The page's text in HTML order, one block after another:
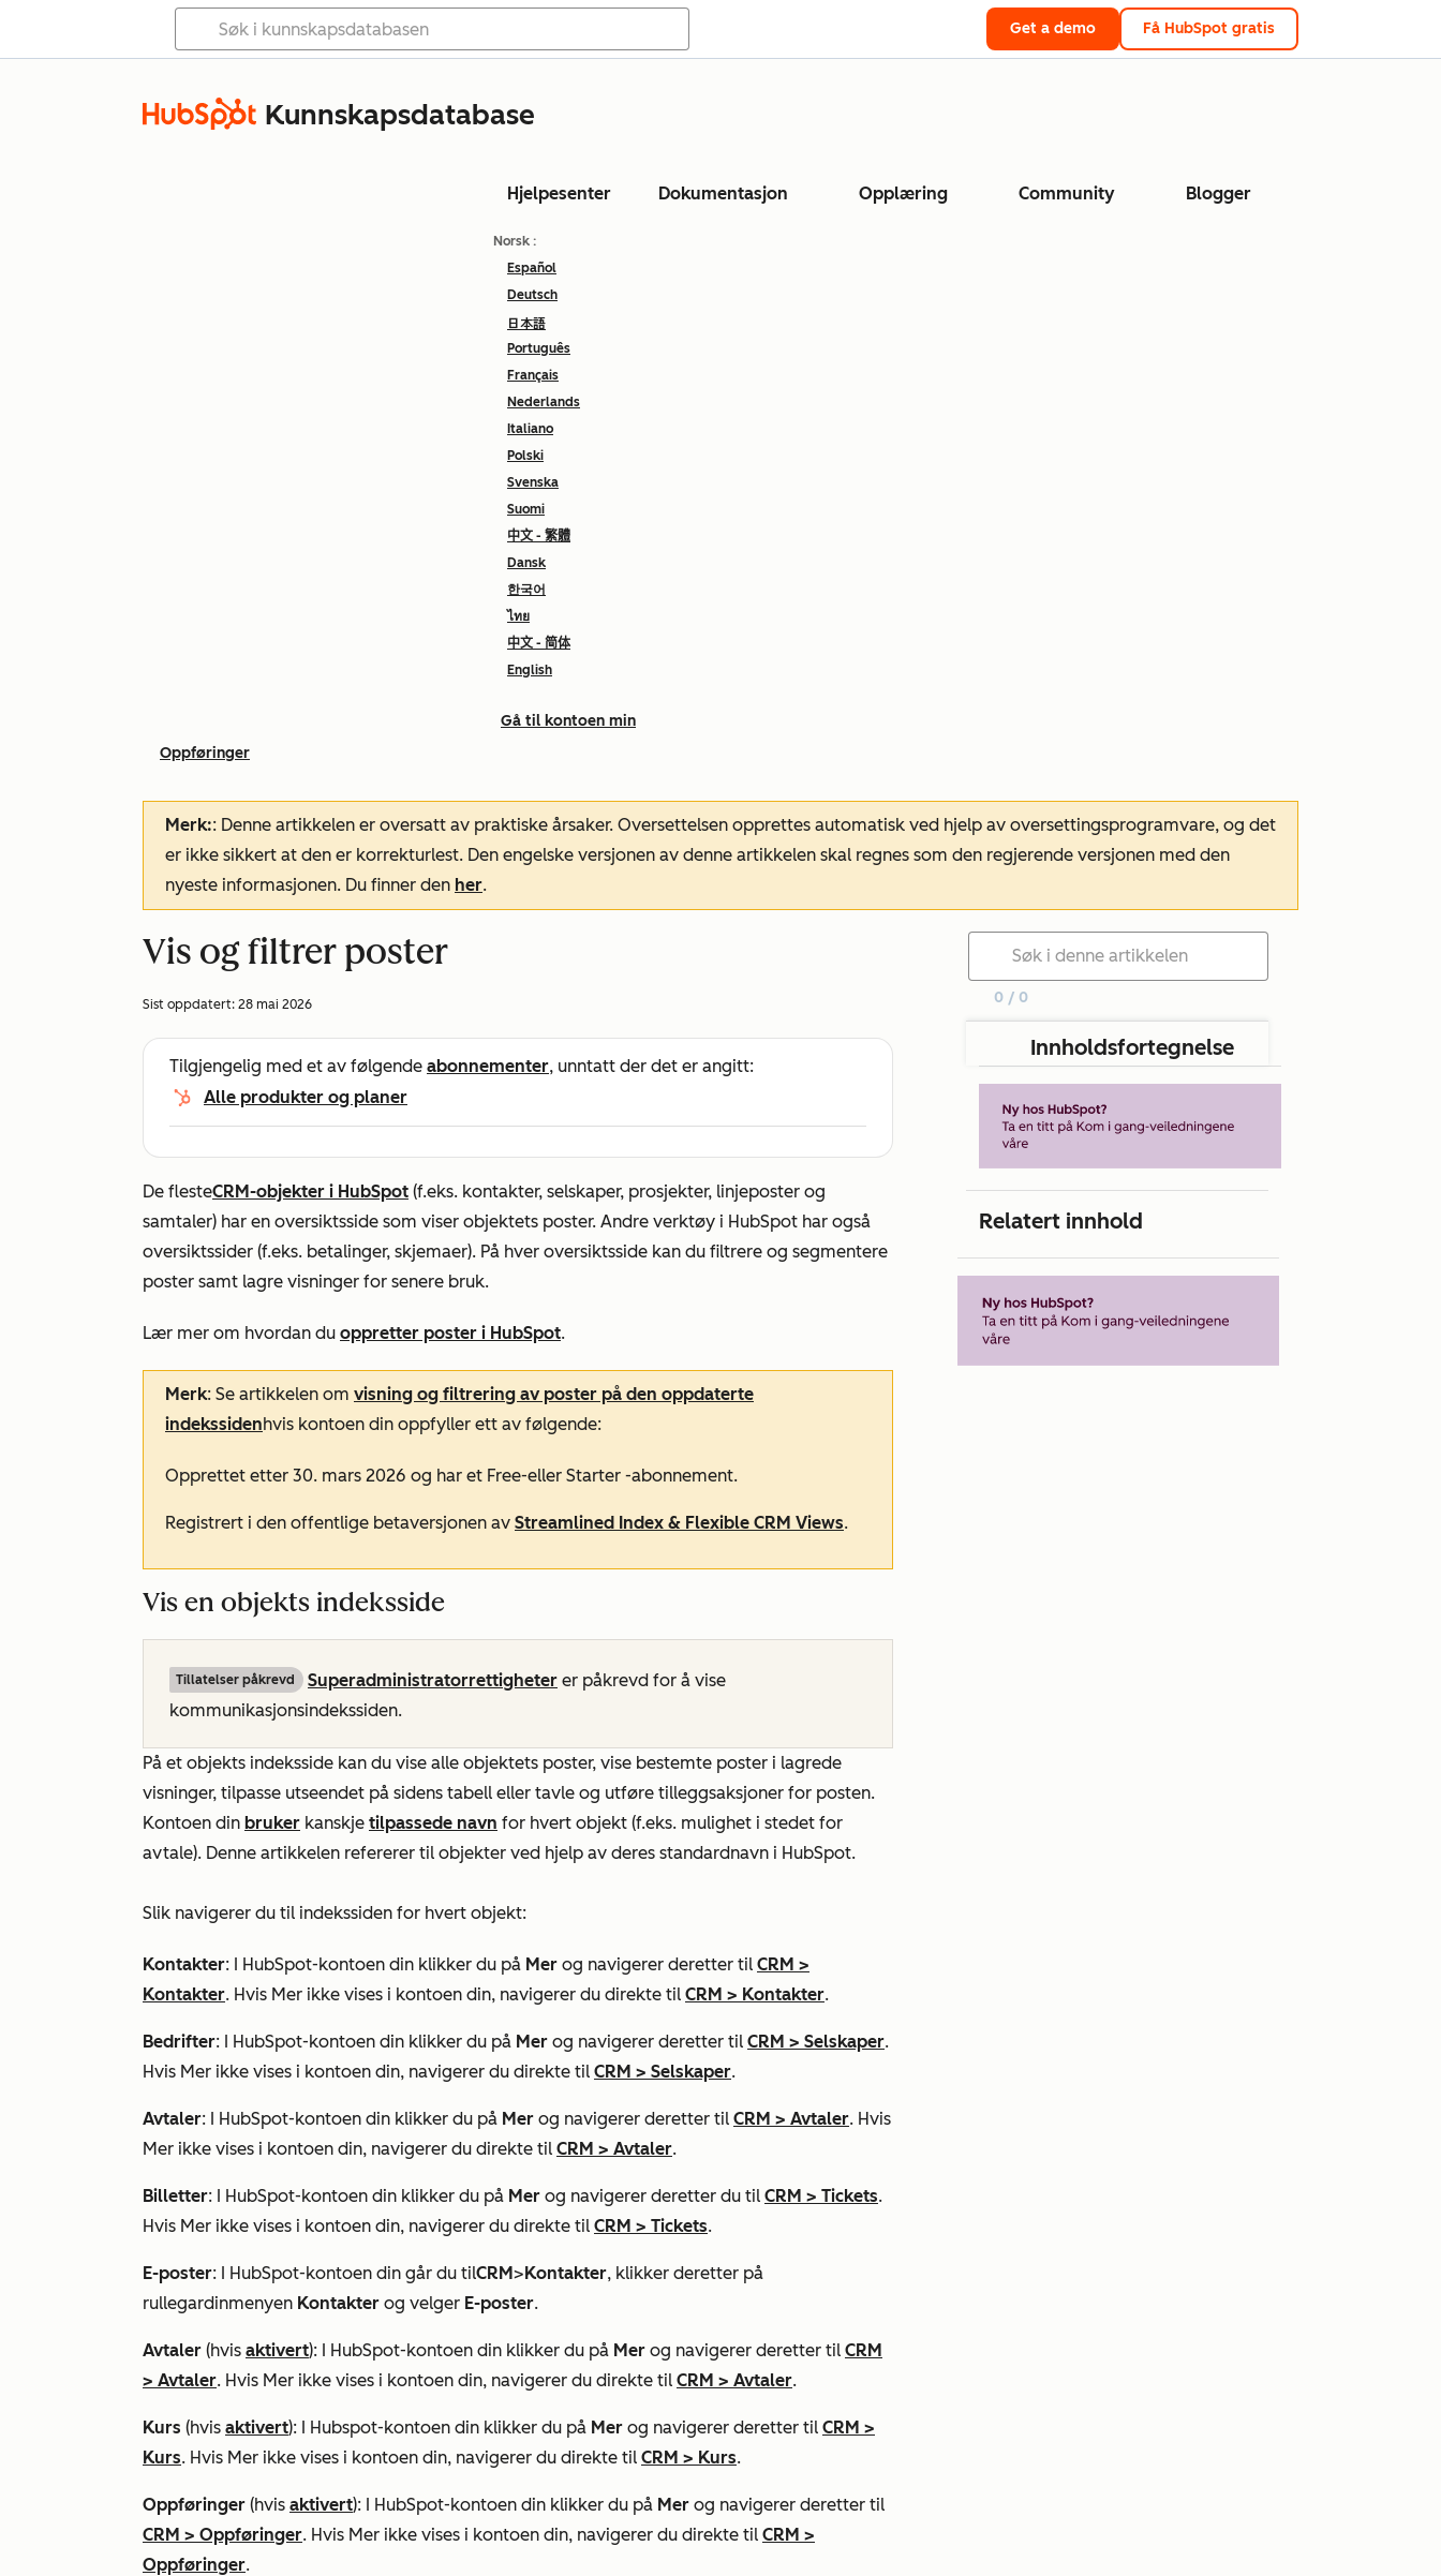
Get a demo Få HubSpot gratis
Kunnskapsdatabase
Hjelpesenter Dokumentasjon Opplæring Community Blogger
Norsk :
Español
Deutsch
日本語
Português
Français
Nederlands
Italiano
Polski
Svenska
Suomi
中文 - 繁體
Dansk
한국어
ไทย
中文 - 简体
English
Gå til kontoen min
Oppføringer
Merk:: Denne artikkelen er oversatt av praktiske årsaker. Oversettelsen opprettes automatisk ved hjelp av oversettingsprogramvare, og det
er ikke sikkert at den er korrekturlest. Den engelske versjonen av denne artikkelen skal regnes som den regjerende versjonen med den
nyeste informasjonen. Du finner den her.
Vis og filtrer poster
Sist oppdatert: 28 mai 2026
Tilgjengelig med et av følgende abonnementer, unntatt der det er angitt:
Alle produkter og planer
De flesteCRM-objekter i HubSpot (f.eks. kontakter, selskaper, prosjekter, linjeposter og
samtaler) har en oversiktsside som viser objektets poster. Andre verktøy i HubSpot har også
oversiktssider (f.eks. betalinger, skjemaer). På hver oversiktsside kan du filtrere og segmentere
poster samt lagre visninger for senere bruk.
Lær mer om hvordan du oppretter poster i HubSpot.
Merk: Se artikkelen om visning og filtrering av poster på den oppdaterte
indekssidenhvis kontoen din oppfyller ett av følgende:
Opprettet etter 30. mars 2026 og har et Free-eller Starter -abonnement.
Registrert i den offentlige betaversjonen av Streamlined Index & Flexible CRM Views.
Vis en objekts indeksside
Tillatelser påkrevd Superadministratorrettigheter er påkrevd for å vise
kommunikasjonsindekssiden.
På et objekts indeksside kan du vise alle objektets poster, vise bestemte poster i lagrede
visninger, tilpasse utseendet på sidens tabell eller tavle og utføre tilleggsaksjoner for posten.
Kontoen din bruker kanskje tilpassede navn for hvert objekt (f.eks. mulighet i stedet for
avtale). Denne artikkelen refererer til objekter ved hjelp av deres standardnavn i HubSpot.
Slik navigerer du til indekssiden for hvert objekt:
Kontakter: I HubSpot-kontoen din klikker du på Mer og navigerer deretter til CRM >
Kontakter. Hvis Mer ikke vises i kontoen din, navigerer du direkte til CRM > Kontakter.
Bedrifter: I HubSpot-kontoen din klikker du på Mer og navigerer deretter til CRM > Selskaper.
Hvis Mer ikke vises i kontoen din, navigerer du direkte til CRM > Selskaper.
Avtaler: I HubSpot-kontoen din klikker du på Mer og navigerer deretter til CRM > Avtaler. Hvis
Mer ikke vises i kontoen din, navigerer du direkte til CRM > Avtaler.
Billetter: I HubSpot-kontoen din klikker du på Mer og navigerer deretter du til CRM > Tickets.
Hvis Mer ikke vises i kontoen din, navigerer du direkte til CRM > Tickets.
E-poster: I HubSpot-kontoen din går du tilCRM>Kontakter, klikker deretter på
rullegardinmenyen Kontakter og velger E-poster.
Avtaler (hvis aktivert): I HubSpot-kontoen din klikker du på Mer og navigerer deretter til CRM
> Avtaler. Hvis Mer ikke vises i kontoen din, navigerer du direkte til CRM > Avtaler.
Kurs (hvis aktivert): I Hubspot-kontoen din klikker du på Mer og navigerer deretter til CRM >
Kurs. Hvis Mer ikke vises i kontoen din, navigerer du direkte til CRM > Kurs.
Oppføringer (hvis aktivert): I HubSpot-kontoen din klikker du på Mer og navigerer deretter til
CRM > Oppføringer. Hvis Mer ikke vises i kontoen din, navigerer du direkte til CRM >
Oppføringer.
0 / 0
Innholdsfortegnelse
Relatert innhold